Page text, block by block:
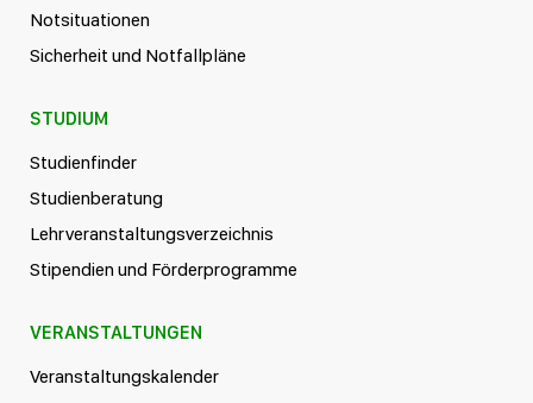
Notsituationen
Sicherheit und Notfallpläne
STUDIUM
Studienfinder
Studienberatung
Lehrveranstaltungsverzeichnis
Stipendien und Förderprogramme
VERANSTALTUNGEN
Veranstaltungskalender